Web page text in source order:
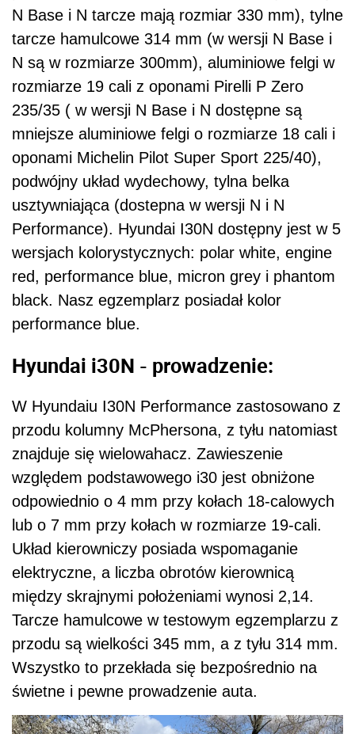
N Base i N tarcze mają rozmiar 330 mm), tylne
tarcze hamulcowe 314 mm (w wersji N Base i
N są w rozmiarze 300mm), aluminiowe felgi w
rozmiarze 19 cali z oponami Pirelli P Zero
235/35 ( w wersji N Base i N dostępne są
mniejsze aluminiowe felgi o rozmiarze 18 cali i
oponami Michelin Pilot Super Sport 225/40),
podwójny układ wydechowy, tylna belka
usztywniająca (dostepna w wersji N i N
Performance). Hyundai I30N dostępny jest w 5
wersjach kolorystycznych: polar white, engine
red, performance blue, micron grey i phantom
black. Nasz egzemplarz posiadał kolor
performance blue.
Hyundai i30N - prowadzenie:
W Hyundaiu I30N Performance zastosowano z
przodu kolumny McPhersona, z tyłu natomiast
znajduje się wielowahacz. Zawieszenie
względem podstawowego i30 jest obniżone
odpowiednio o 4 mm przy kołach 18-calowych
lub o 7 mm przy kołach w rozmiarze 19-cali.
Układ kierowniczy posiada wspomaganie
elektryczne, a liczba obrotów kierownicą
między skrajnymi położeniami wynosi 2,14.
Tarcze hamulcowe w testowym egzemplarzu z
przodu są wielkości 345 mm, a z tyłu 314 mm.
Wszystko to przekłada się bezpośrednio na
świetne i pewne prowadzenie auta.